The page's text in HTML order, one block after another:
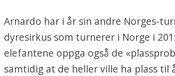
Arnardo har i år sin andre Norges-
dyresirkus som turnerer i Norge i
elefantene oppga også de
samtidig at de heller ville ha plass til